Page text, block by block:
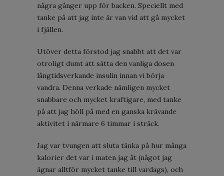
några gånger upp för backen. Speciellt med
tanke på att jag inte är van vid att gå mycket
i fjällen.
Utöver detta förstod jag snabbt att det var
otroligt dumt att sätta den vanliga dosen
långtidsverkande insulin innan vi börja
vandra. Denna verkade nämligen mycket
snabbare och mycket kraftigare, med tanke
på att jag höll på med en ganska krävande
aktivitet i närmare 6 timmar i sträck.
Jag var tvungen att sluta tänka på hur många
kalorier det var i maten jag åt (något jag
ägnar alltför mycket tanke till vardags), och